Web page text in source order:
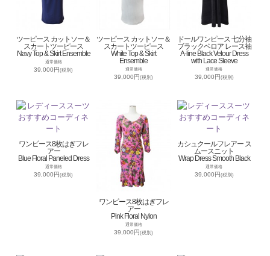
ツーピース カットソー＆
スカートツーピース
Navy Top & Skirt Ensemble
通常価格
39,000円(税別)
ツーピース カットソー＆
スカートツーピース
White Top & Skirt
Ensemble
通常価格
39,000円(税別)
ドールワンピース 七分袖
ブラックベロア レース袖
A-line Black Velour Dress
with Lace Sleeve
通常価格
39,000円(税別)
ワンピース8枚はぎフレ
アー
Blue Floral Paneled Dress
通常価格
39,000円(税別)
ワンピース8枚はぎフレ
アー
Pink Floral Nylon
通常価格
39,000円(税別)
カシュクールフレアー ス
ムースニット
Wrap Dress Smooth Black
通常価格
39,000円(税別)